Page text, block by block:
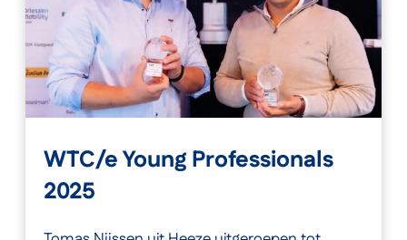
WTC/e Young Professionals
2025